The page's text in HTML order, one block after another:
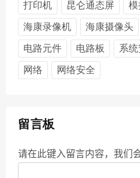
打印机 昆仑通态屏 模
海康录像机 海康摄像头
电路元件 电路板 系统
网络 网络安全
留言板
请在此键入留言内容，我们